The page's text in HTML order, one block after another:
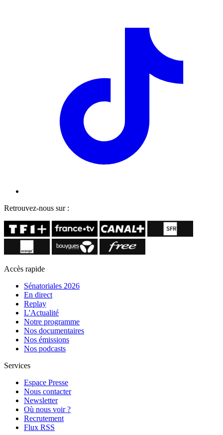
Retrouvez-nous sur :
Accès rapide
Sénatoriales 2026
En direct
Replay
L'Actualité
Notre programme
Nos documentaires
Nos émissions
Nos podcasts
Services
Espace Presse
Nous contacter
Newsletter
Où nous voir ?
Recrutement
Flux RSS